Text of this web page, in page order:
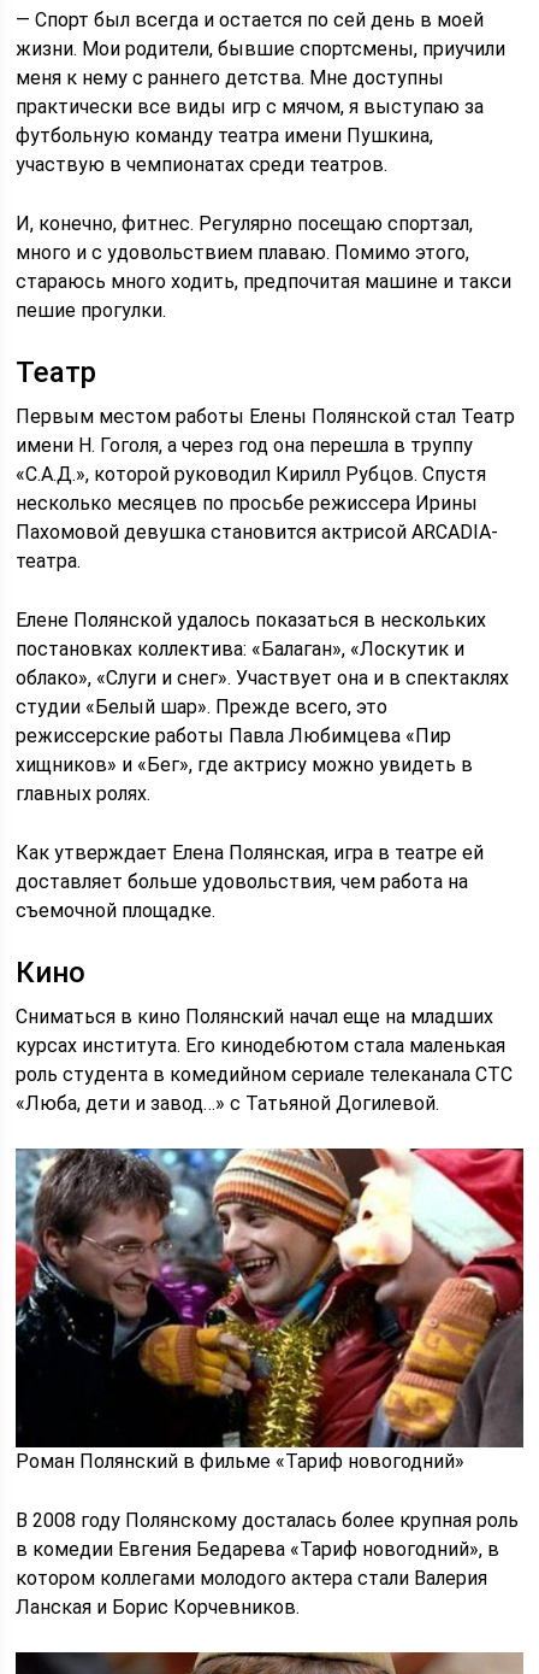
— Спорт был всегда и остается по сей день в моей
жизни. Мои родители, бывшие спортсмены, приучили
меня к нему с раннего детства. Мне доступны
практически все виды игр с мячом, я выступаю за
футбольную команду театра имени Пушкина,
участвую в чемпионатах среди театров.
И, конечно, фитнес. Регулярно посещаю спортзал,
много и с удовольствием плаваю. Помимо этого,
стараюсь много ходить, предпочитая машине и такси
пешие прогулки.
Театр
Первым местом работы Елены Полянской стал Театр
имени Н. Гоголя, а через год она перешла в труппу
«С.А.Д.», которой руководил Кирилл Рубцов. Спустя
несколько месяцев по просьбе режиссера Ирины
Пахомовой девушка становится актрисой ARCADIA-
театра.
Елене Полянской удалось показаться в нескольких
постановках коллектива: «Балаган», «Лоскутик и
облако», «Слуги и снег». Участвует она и в спектаклях
студии «Белый шар». Прежде всего, это
режиссерские работы Павла Любимцева «Пир
хищников» и «Бег», где актрису можно увидеть в
главных ролях.
Как утверждает Елена Полянская, игра в театре ей
доставляет больше удовольствия, чем работа на
съемочной площадке.
Кино
Сниматься в кино Полянский начал еще на младших
курсах института. Его кинодебютом стала маленькая
роль студента в комедийном сериале телеканала СТС
«Люба, дети и завод…» с Татьяной Догилевой.
Роман Полянский в фильме «Тариф новогодний»
В 2008 году Полянскому досталась более крупная роль
в комедии Евгения Бедарева «Тариф новогодний», в
котором коллегами молодого актера стали Валерия
Ланская и Борис Корчевников.